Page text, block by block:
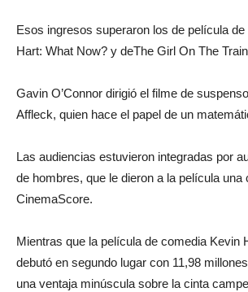
Esos ingresos superaron los de película
Hart: What Now? y deThe Girl On The
Gavin O’Connor dirigió el filme de
Affleck, quien hace el papel de un
Las audiencias estuvieron integradas por
de hombres, que le dieron a la película una
CinemaScore.
Mientras que la película de comedia Kevin
debutó en segundo lugar con 11,98
una ventaja minúscula sobre la cinta